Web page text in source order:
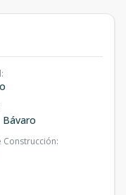
:
Construcción: